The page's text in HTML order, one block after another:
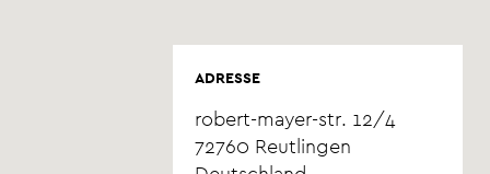
ADRESSE
robert-mayer-str. 12/4
72760 Reutlingen